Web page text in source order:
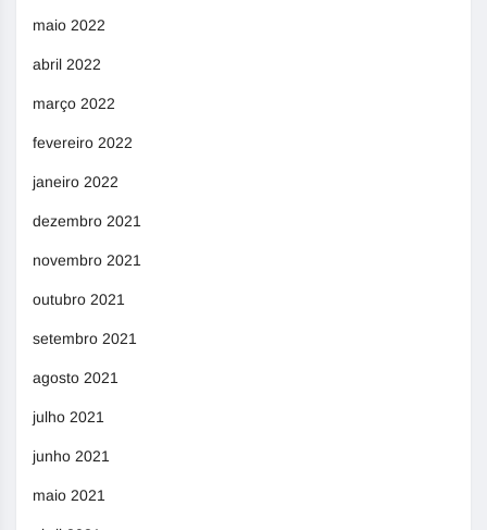
maio 2022
abril 2022
março 2022
fevereiro 2022
janeiro 2022
dezembro 2021
novembro 2021
outubro 2021
setembro 2021
agosto 2021
julho 2021
junho 2021
maio 2021